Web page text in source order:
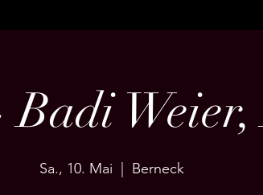
Weier,
Sa., 10. Mai Berneck